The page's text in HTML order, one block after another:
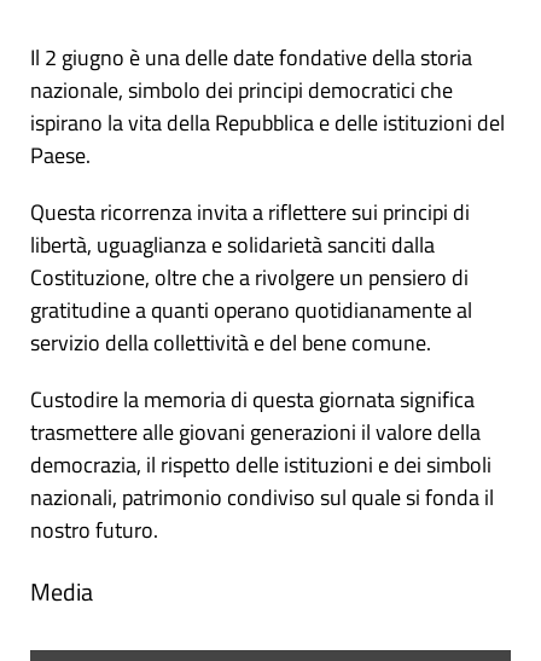
Il 2 giugno è una delle date fondative della storia
nazionale, simbolo dei principi democratici che
ispirano la vita della Repubblica e delle istituzioni del
Paese.
Questa ricorrenza invita a riflettere sui principi di
libertà, uguaglianza e solidarietà sanciti dalla
Costituzione, oltre che a rivolgere un pensiero di
gratitudine a quanti operano quotidianamente al
servizio della collettività e del bene comune.
Custodire la memoria di questa giornata significa
trasmettere alle giovani generazioni il valore della
democrazia, il rispetto delle istituzioni e dei simboli
nazionali, patrimonio condiviso sul quale si fonda il
nostro futuro.
Media